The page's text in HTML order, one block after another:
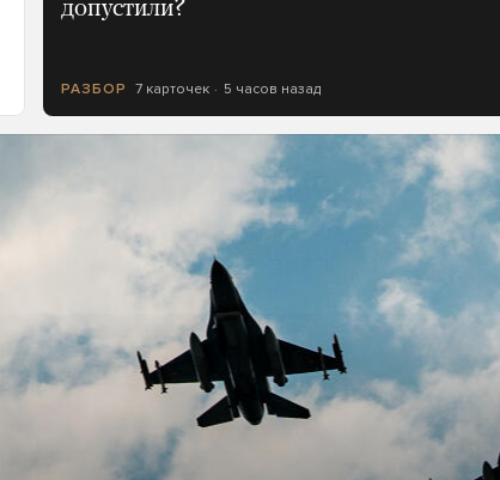
допустили?
РАЗБОР 7 карточек 5 часов назад